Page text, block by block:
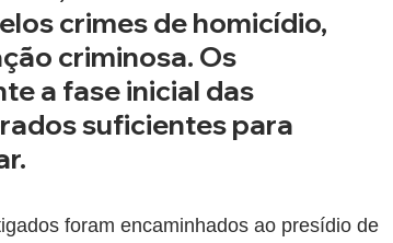
crimes de homicídio,
criminosa. Os
a fase inicial das
suficientes para
foram encaminhados ao presídio de